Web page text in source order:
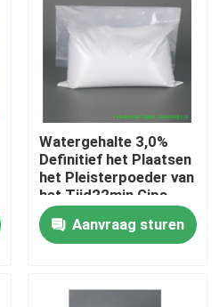
Watergehalte 3,0%
Definitief het Plaatsen
het Pleisterpoeder van
het Tijd22min Gips
Aanvraag sturen